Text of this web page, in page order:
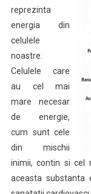
reprezinta
energia din
celulele
noastre.
Celulele care
au cel mai
mare necesar
de energie,
cum sunt cele
din mischii
inimii, contin si cel
aceasta substanta